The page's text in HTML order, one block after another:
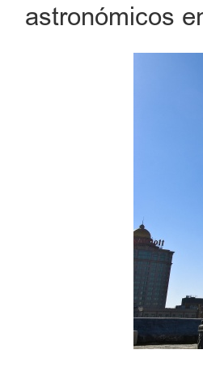
astronómicos